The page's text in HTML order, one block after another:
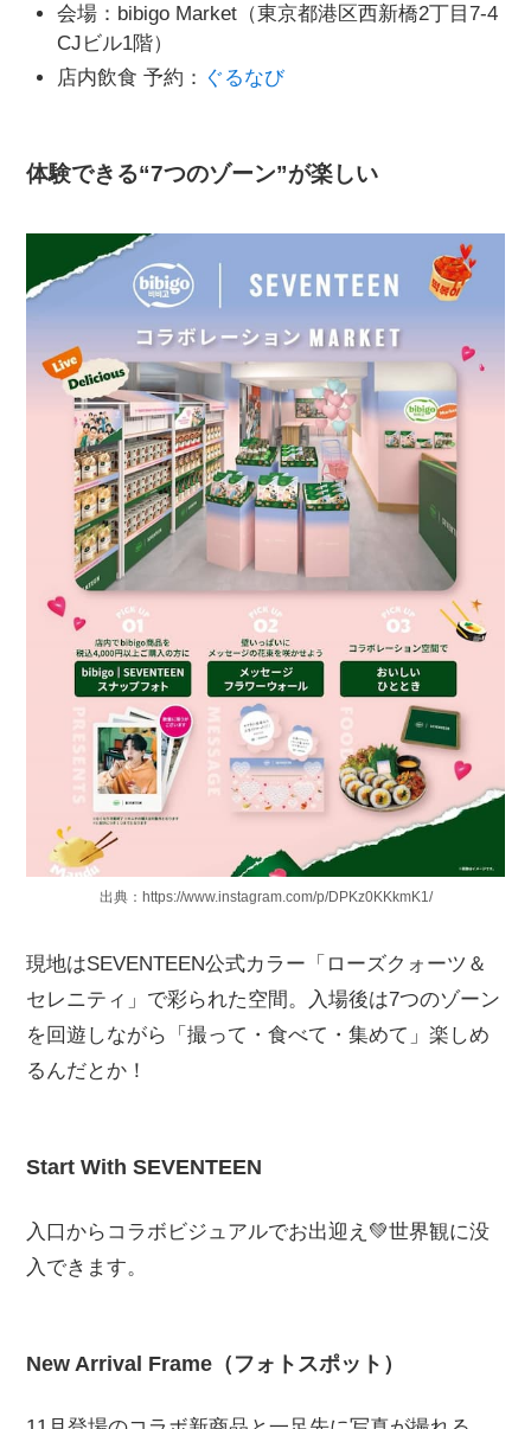
会場：bibigo Market（東京都港区西新橋2丁目7-4
CJビル1階）
店内飲食 予約： ぐるなび
体験できる“7つのゾーン”が楽しい
出典：https://www.instagram.com/p/DPKz0KKkmK1/
現地はSEVENTEEN公式カラー「ローズクォーツ＆
セレニティ」で彩られた空間。入場後は7つのゾーン
を回遊しながら「撮って・食べて・集めて」楽しめ
るんだとか！
Start With SEVENTEEN
入口からコラボビジュアルでお出迎え💚世界観に没
入できます。
New Arrival Frame（フォトスポット）